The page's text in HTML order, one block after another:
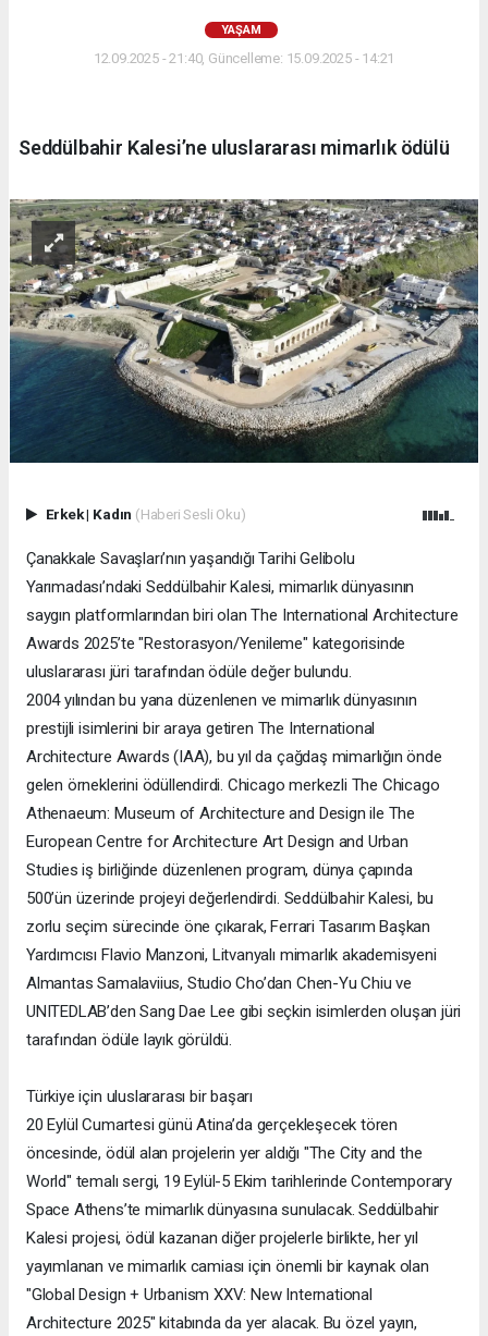
YAŞAM
12.09.2025 - 21:40, Güncelleme: 15.09.2025 - 14:21
Seddülbahir Kalesi’ne uluslararası mimarlık ödülü
Erkek| Kadın (Haberi Sesli Oku)
Çanakkale Savaşları’nın yaşandığı Tarihi Gelibolu
Yarımadası’ndaki Seddülbahir Kalesi, mimarlık dünyasının
saygın platformlarından biri olan The International Architecture
Awards 2025’te "Restorasyon/Yenileme" kategorisinde
uluslararası jüri tarafından ödüle değer bulundu.
2004 yılından bu yana düzenlenen ve mimarlık dünyasının
prestijli isimlerini bir araya getiren The International
Architecture Awards (IAA), bu yıl da çağdaş mimarlığın önde
gelen örneklerini ödüllendirdi. Chicago merkezli The Chicago
Athenaeum: Museum of Architecture and Design ile The
European Centre for Architecture Art Design and Urban
Studies iş birliğinde düzenlenen program, dünya çapında
500’ün üzerinde projeyi değerlendirdi. Seddülbahir Kalesi, bu
zorlu seçim sürecinde öne çıkarak, Ferrari Tasarım Başkan
Yardımcısı Flavio Manzoni, Litvanyalı mimarlık akademisyeni
Almantas Samalaviius, Studio Cho’dan Chen-Yu Chiu ve
UNITEDLAB’den Sang Dae Lee gibi seçkin isimlerden oluşan jüri
tarafından ödüle layık görüldü.
Türkiye için uluslararası bir başarı
20 Eylül Cumartesi günü Atina’da gerçekleşecek tören
öncesinde, ödül alan projelerin yer aldığı "The City and the
World" temalı sergi, 19 Eylül-5 Ekim tarihlerinde Contemporary
Space Athens’te mimarlık dünyasına sunulacak. Seddülbahir
Kalesi projesi, ödül kazanan diğer projelerle birlikte, her yıl
yayımlanan ve mimarlık camiası için önemli bir kaynak olan
"Global Design + Urbanism XXV: New International
Architecture 2025" kitabında da yer alacak. Bu özel yayın,